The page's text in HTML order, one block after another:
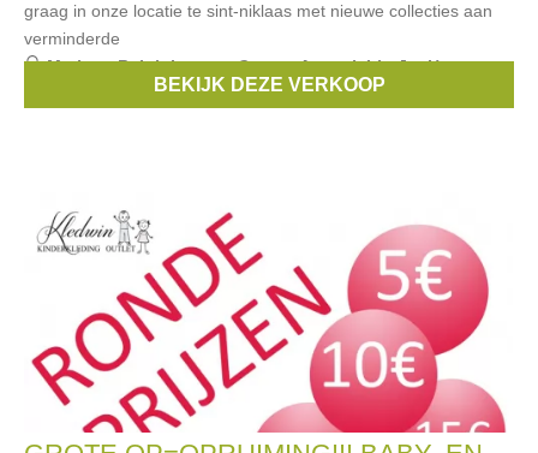
graag in onze locatie te sint-niklaas met nieuwe collecties aan
verminderde
Merken:Ralph Lauren,Guess,Armani,Liu Jo,Hugo
BEKIJK DEZE VERKOOP